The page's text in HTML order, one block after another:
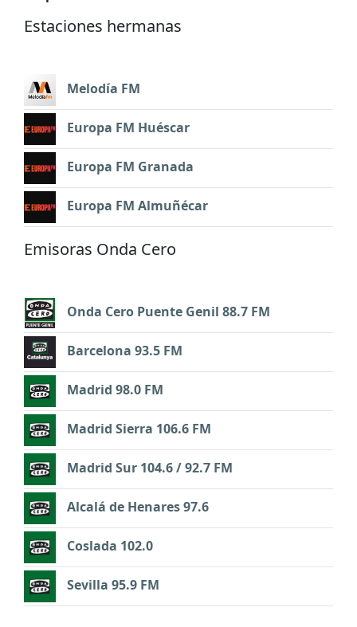
Estaciones hermanas
Melodía FM
Europa FM Huéscar
Europa FM Granada
Europa FM Almuñécar
Emisoras Onda Cero
Onda Cero Puente Genil 88.7 FM
Barcelona 93.5 FM
Madrid 98.0 FM
Madrid Sierra 106.6 FM
Madrid Sur 104.6 / 92.7 FM
Alcalá de Henares 97.6
Coslada 102.0
Sevilla 95.9 FM